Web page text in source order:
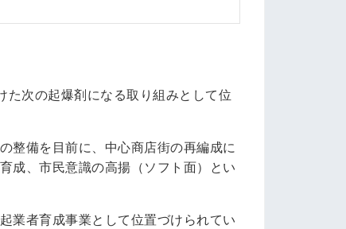
た次の起爆剤になる取り組みとして位
整備を目前に、中心商店街の再編成に
成、市民意識の高揚（ソフト面）とい
業者育成事業として位置づけられてい